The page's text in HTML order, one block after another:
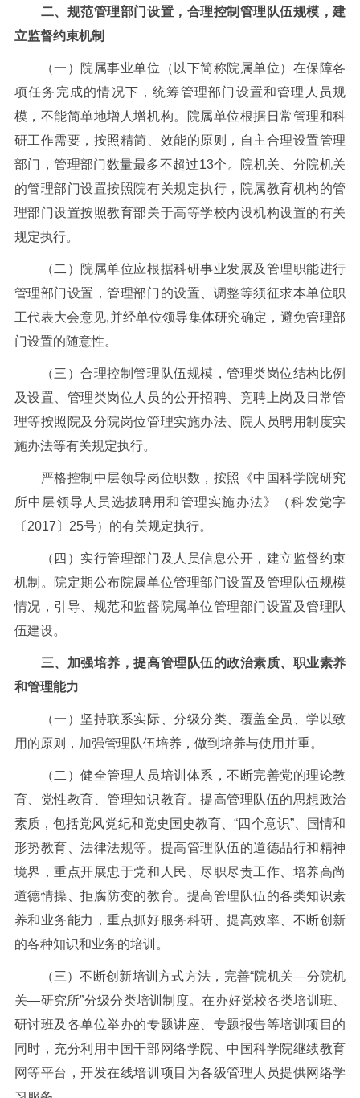
二、规范管理部门设置，合理控制管理队伍规模，建
立监督约束机制
（一）院属事业单位（以下简称院属单位）在保障各
项任务完成的情况下，统筹管理部门设置和管理人员规
模，不能简单地增人增机构。院属单位根据日常管理和科
研工作需要，按照精简、效能的原则，自主合理设置管理
部门，管理部门数量最多不超过13个。院机关、分院机关
的管理部门设置按照院有关规定执行，院属教育机构的管
理部门设置按照教育部关于高等学校内设机构设置的有关
规定执行。
（二）院属单位应根据科研事业发展及管理职能进行
管理部门设置，管理部门的设置、调整等须征求本单位职
工代表大会意见,并经单位领导集体研究确定，避免管理部
门设置的随意性。
（三）合理控制管理队伍规模，管理类岗位结构比例
及设置、管理类岗位人员的公开招聘、竞聘上岗及日常管
理等按照院及分院岗位管理实施办法、院人员聘用制度实
施办法等有关规定执行。
严格控制中层领导岗位职数，按照《中国科学院研究
所中层领导人员选拔聘用和管理实施办法》（科发党字
〔 2017 〕 25号）的有关规定执行。
（四）实行管理部门及人员信息公开，建立监督约束
机制。院定期公布院属单位管理部门设置及管理队伍规模
情况，引导、规范和监督院属单位管理部门设置及管理队
伍建设。
三、加强培养，提高管理队伍的政治素质、职业素养
和管理能力
（一）坚持联系实际、分级分类、覆盖全员、学以致
用的原则，加强管理队伍培养，做到培养与使用并重。
（二）健全管理人员培训体系，不断完善党的理论教
育、党性教育、管理知识教育。提高管理队伍的思想政治
素质，包括党风党纪和党史国史教育、“四个意识”、国情和
形势教育、法律法规等。提高管理队伍的道德品行和精神
境界，重点开展忠于党和人民、尽职尽责工作、培养高尚
道德情操、拒腐防变的教育。提高管理队伍的各类知识素
养和业务能力，重点抓好服务科研、提高效率、不断创新
的各种知识和业务的培训。
（三）不断创新培训方式方法，完善“院机关—分院机
关—研究所”分级分类培训制度。在办好党校各类培训班、
研讨班及各单位举办的专题讲座、专题报告等培训项目的
同时，充分利用中国干部网络学院、中国科学院继续教育
网等平台，开发在线培训项目为各级管理人员提供网络学